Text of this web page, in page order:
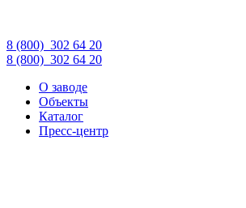
8 (800) 302 64 20
8 (800) 302 64 20
О заводе
Объекты
Каталог
Пресс-центр